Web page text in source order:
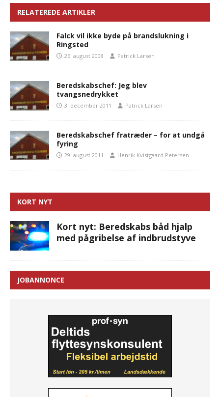
RELATEREDE ARTIKLER
Falck vil ikke byde på brandslukning i
Ringsted
26. august 2008 Patrick Larsen
Beredskabschef: Jeg blev
tvangsnedrykket
3. december 2011 Patrick Larsen
Beredskabschef fratræder – for at undgå
fyring
29. august 2011 Henrik Kvistgaard Petersen
KORT NYT
Kort nyt: Beredskabs båd hjalp
med pågribelse af indbrudstyve
JOBANNONCE